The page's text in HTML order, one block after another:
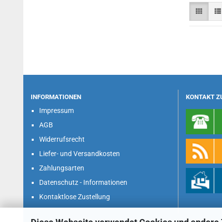
INFORMATIONEN
Impressum
AGB
Widerrufsrecht
Liefer- und Versandkosten
Zahlungsarten
Datenschutz - Informationen
Kontaktlose Zustellung
KONTAKT